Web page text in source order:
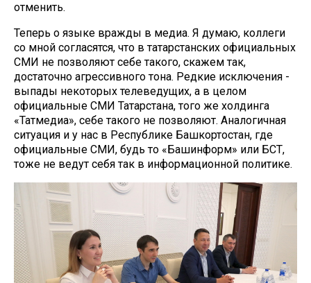
отменить.
Теперь о языке вражды в медиа. Я думаю, коллеги
со мной согласятся, что в татарстанских официальных
СМИ не позволяют себе такого, скажем так,
достаточно агрессивного тона. Редкие исключения -
выпады некоторых телеведущих, а в целом
официальные СМИ Татарстана, того же холдинга
«Татмедиа», себе такого не позволяют. Аналогичная
ситуация и у нас в Республике Башкортостан, где
официальные СМИ, будь то «Башинформ» или БСТ,
тоже не ведут себя так в информационной политике.